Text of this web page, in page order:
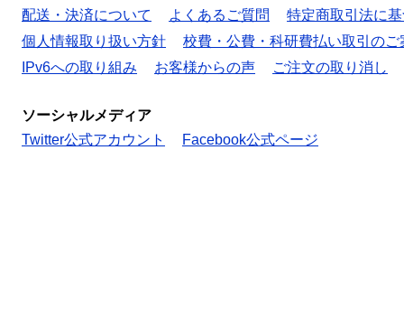
配送・決済について
よくあるご質問
特定商取引法に
個人情報取り扱い方針
校費・公費・科研費払い取引のご
IPv6への取り組み
お客様からの声 ご注文の取り消し
ソーシャルメディア
Twitter公式アカウント
Facebook公式ページ